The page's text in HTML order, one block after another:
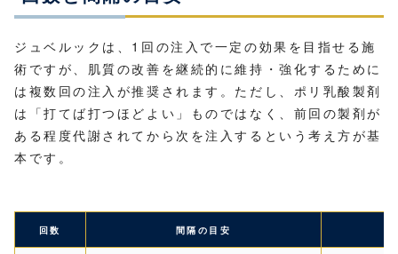
ジュベルックは、1回の注入で一定の効果を目指せる施
術ですが、肌質の改善を継続的に維持・強化するために
は複数回の注入が推奨されます。ただし、ポリ乳酸製剤
は「打てば打つほどよい」ものではなく、前回の製剤が
ある程度代謝されてから次を注入するという考え方が基
本です。
回数 間隔の目安